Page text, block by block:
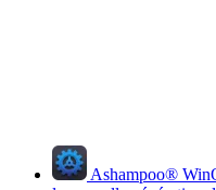
Ashampoo®